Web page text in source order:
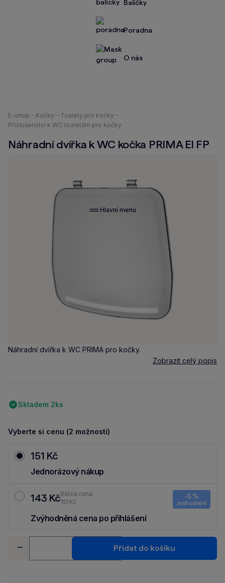
Balíčky
Poradna
O nás
Hlavní menu
Nacházíte
se
E-shop Kočky
Toalety pro kočky
Příslušenství k WC toaletám pro kočky
Náhradní dvířka k WC kočka PRIMA El FP
Náhradní dvířka k WC PRIMA pro kočky.
Zobrazit celý popis
Skladem 2ks
Vyberte si cenu (2 možnosti)
151 Kč
Jednorázový nákup
143 KčBěžná cena:
151 Kč
-5 %
zvýhodnění
Zvýhodněná cena po přihlášení
-
+
Přidat do košíku